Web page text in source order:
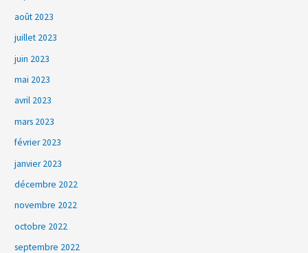
août 2023
juillet 2023
juin 2023
mai 2023
avril 2023
mars 2023
février 2023
janvier 2023
décembre 2022
novembre 2022
octobre 2022
septembre 2022